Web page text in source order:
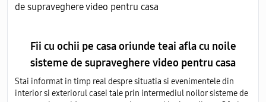
Fii cu ochii pe casa oriunde teai afla cu noile
sisteme de supraveghere video pentru casa
Stai informat in timp real despre situatia si evenimentele din
interior si exteriorul casei tale prin intermediul noilor sisteme de